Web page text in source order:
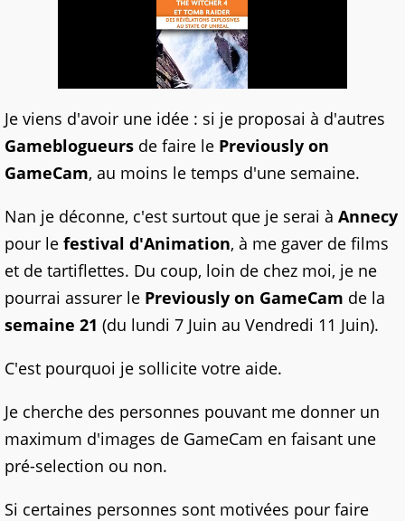
Je viens d'avoir une idée : si je proposai à d'autres
Gameblogueurs de faire le Previously on
GameCam, au moins le temps d'une semaine.
Nan je déconne, c'est surtout que je serai à Annecy
pour le festival d'Animation, à me gaver de films
et de tartiflettes. Du coup, loin de chez moi, je ne
pourrai assurer le Previously on GameCam de la
semaine 21 (du lundi 7 Juin au Vendredi 11 Juin).
C'est pourquoi je sollicite votre aide.
Je cherche des personnes pouvant me donner un
maximum d'images de GameCam en faisant une
pré-selection ou non.
Si certaines personnes sont motivées pour faire